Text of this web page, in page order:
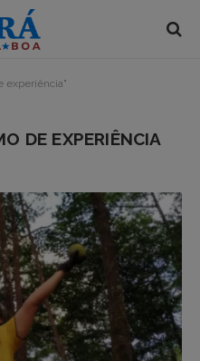
experiência"
DE EXPERIÊNCIA